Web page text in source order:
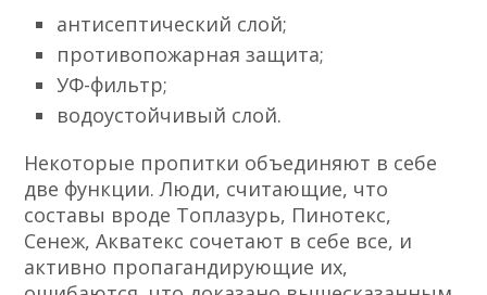
антисептический слой;
противопожарная защита;
УФ-фильтр;
водоустойчивый слой.
Некоторые пропитки объединяют в себе
две функции. Люди, считающие, что
составы вроде Топлазурь, Пинотекс,
Сенеж, Акватекс сочетают в себе все, и
активно пропагандирующие их,